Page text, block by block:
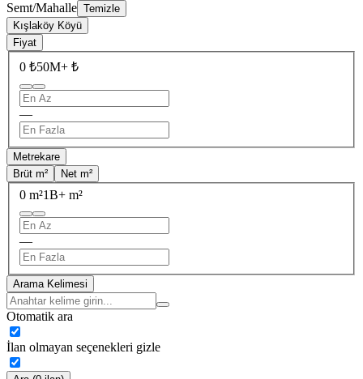
Semt/Mahalle Temizle
Kışlaköy Köyü
Fiyat
0 ₺50M+ ₺
—
Metrekare
Brüt m²
Net m²
0 m²1B+ m²
—
Arama Kelimesi
Otomatik ara
İlan olmayan seçenekleri gizle